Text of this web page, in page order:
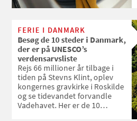
FERIE I DANMARK
Besøg de 10 steder i Danmark,
der er på UNESCO’s
verdensarvsliste
Rejs 66 millioner år tilbage i
tiden på Stevns Klint, oplev
kongernes gravkirke i Roskilde
og se tidevandet forvandle
Vadehavet. Her er de 10